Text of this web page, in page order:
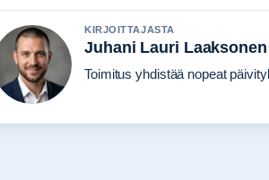
KIRJOITTAJASTA
Juhani Lauri
Toimitus yhdistää nopeat